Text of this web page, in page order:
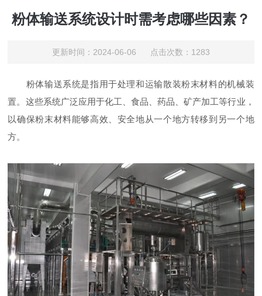
粉体输送系统设计时需考虑哪些因素？
更新时间：2024-06-06 点击次数：1283
粉体输送系统是指用于处理和运输散装粉末材料的机械装
置。这些系统广泛应用于化工、食品、药品、矿产加工等行业，
以确保粉末材料能够高效、安全地从一个地方转移到另一个地
方。